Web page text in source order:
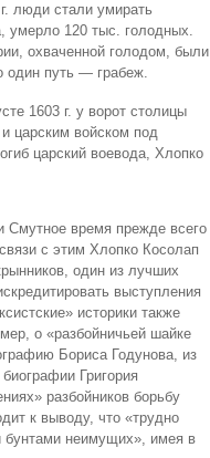
люди стали умирать
умерло 120 тыс. голодных.
охваченной голодом, были
один путь — грабеж.
1603 г. у ворот столицы
царским войском под
царский воевода, Хлопко
Смутное время прежде всего
с этим Хлопко Косолап
один из лучших
выступления
историки также
о «разбойничьей шайке
Бориса Годунова, из
Григория
разбойников борьбу
к выводу, что «трудно
бунтами неимущих», имея в